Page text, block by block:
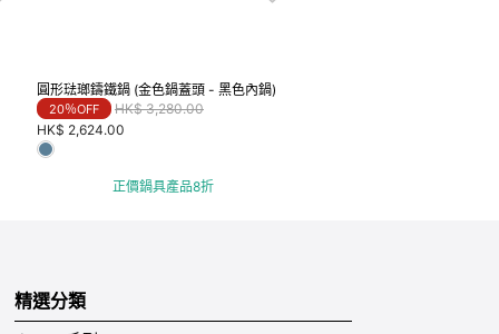
圓形琺瑯鑄鐵鍋 (金色鍋蓋頭 - 黑色內鍋)
20％OFF Price reduced from
HK$ 3,280.00to
HK$ 2,624.00
正價鍋具產品8折
精選分類